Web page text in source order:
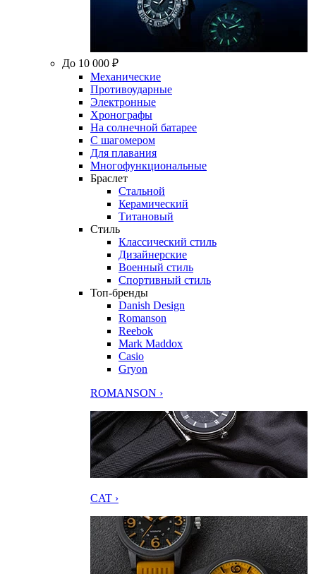
До 10 000 ₽
Механические
Противоударные
Электронные
Хронографы
На солнечной батарее
С шагомером
Для плавания
Многофункциональные
Браслет
Стальной
Керамический
Титановый
Стиль
Классический стиль
Дизайнерские
Военный стиль
Спортивный стиль
Топ-бренды
Danish Design
Romanson
Reebok
Mark Maddox
Casio
Gryon
ROMANSON ›
CAT ›